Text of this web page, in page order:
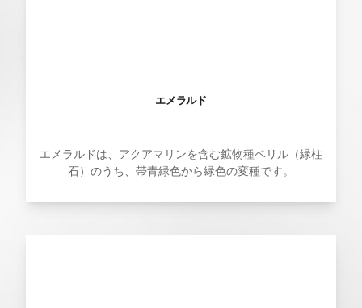
エメラルド
エメラルドは、アクアマリンを含む鉱物種ベリル（緑柱
石）のうち、帯青緑色から緑色の変種です。